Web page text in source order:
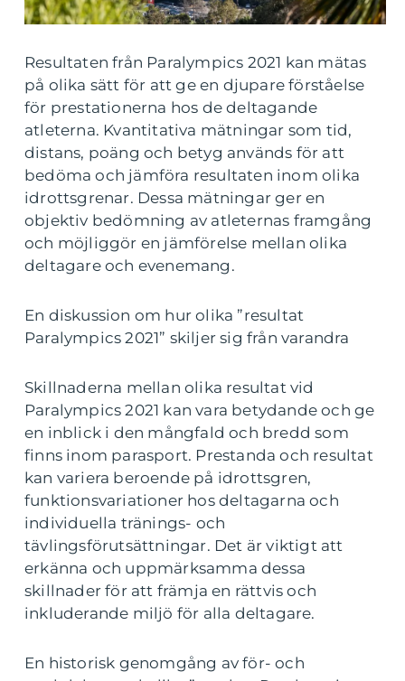
Resultaten från Paralympics 2021 kan mätas
på olika sätt för att ge en djupare förståelse
för prestationerna hos de deltagande
atleterna. Kvantitativa mätningar som tid,
distans, poäng och betyg används för att
bedöma och jämföra resultaten inom olika
idrottsgrenar. Dessa mätningar ger en
objektiv bedömning av atleternas framgång
och möjliggör en jämförelse mellan olika
deltagare och evenemang.
En diskussion om hur olika ”resultat
Paralympics 2021” skiljer sig från varandra
Skillnaderna mellan olika resultat vid
Paralympics 2021 kan vara betydande och ge
en inblick i den mångfald och bredd som
finns inom parasport. Prestanda och resultat
kan variera beroende på idrottsgren,
funktionsvariationer hos deltagarna och
individuella tränings- och
tävlingsförutsättningar. Det är viktigt att
erkänna och uppmärksamma dessa
skillnader för att främja en rättvis och
inkluderande miljö för alla deltagare.
En historisk genomgång av för- och